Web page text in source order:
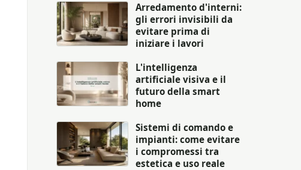
Arredamento d'interni:
gli errori invisibili da
evitare prima di
iniziare i lavori
L'intelligenza
artificiale visiva e il
futuro della smart
home
Sistemi di comando e
impianti: come evitare
i compromessi tra
estetica e uso reale